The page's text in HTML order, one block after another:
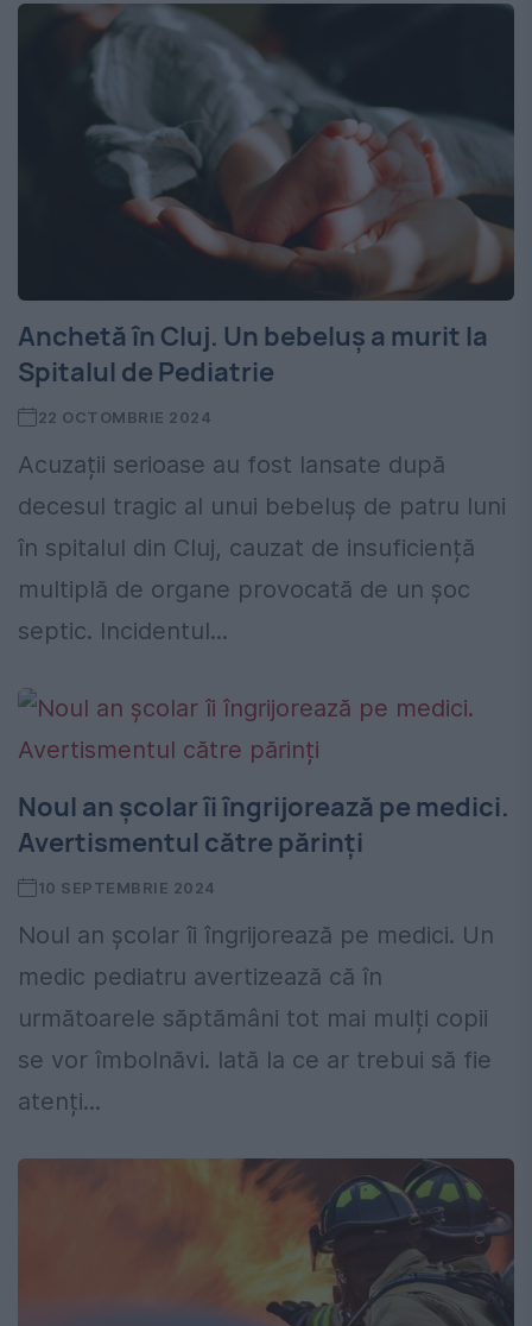
Anchetă în Cluj. Un bebeluș a murit la
Spitalul de Pediatrie
22 OCTOMBRIE 2024
Acuzații serioase au fost lansate după
decesul tragic al unui bebeluș de patru luni
în spitalul din Cluj, cauzat de insuficiență
multiplă de organe provocată de un șoc
septic. Incidentul...
Noul an școlar îi îngrijorează pe medici.
Avertismentul către părinți
10 SEPTEMBRIE 2024
Noul an școlar îi îngrijorează pe medici. Un
medic pediatru avertizează că în
următoarele săptămâni tot mai mulți copii
se vor îmbolnăvi. Iată la ce ar trebui să fie
atenți...